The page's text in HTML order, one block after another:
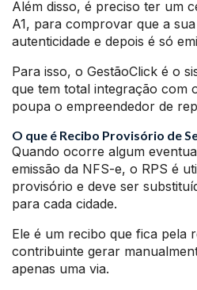
Além disso, é preciso ter um
A1, para comprovar que a
autenticidade e depois é só
Para isso, o GestãoClick é o
que tem total integração com
poupa o empreendedor de
O que é Recibo Provisório de
Quando ocorre algum
emissão da NFS-e, o RPS é
provisório e deve ser
para cada cidade.
Ele é um recibo que fica pela
contribuinte gerar
apenas uma via.